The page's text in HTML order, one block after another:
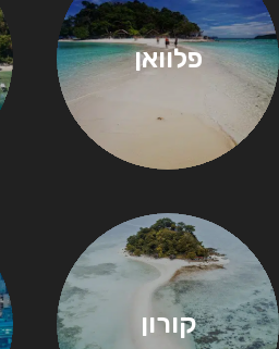
פלוואן
קורון